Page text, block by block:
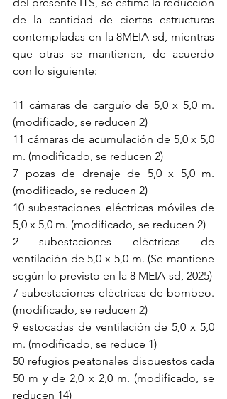
de la cantidad de ciertas estructuras
contempladas en la 8MEIA-sd, mientras
que otras se mantienen, de acuerdo
con lo siguiente:
11 cámaras de carguío de 5,0 x 5,0 m.
(modificado, se reducen 2)
11 cámaras de acumulación de 5,0 x 5,0
m. (modificado, se reducen 2)
7 pozas de drenaje de 5,0 x 5,0 m.
(modificado, se reducen 2)
10 subestaciones eléctricas móviles de
5,0 x 5,0 m. (modificado, se reducen 2)
2 subestaciones eléctricas de
ventilación de 5,0 x 5,0 m. (Se mantiene
según lo previsto en la 8 MEIA-sd, 2025)
7 subestaciones eléctricas de bombeo.
(modificado, se reducen 2)
9 estocadas de ventilación de 5,0 x 5,0
m. (modificado, se reduce 1)
50 refugios peatonales dispuestos cada
50 m y de 2,0 x 2,0 m. (modificado, se
reducen 14)